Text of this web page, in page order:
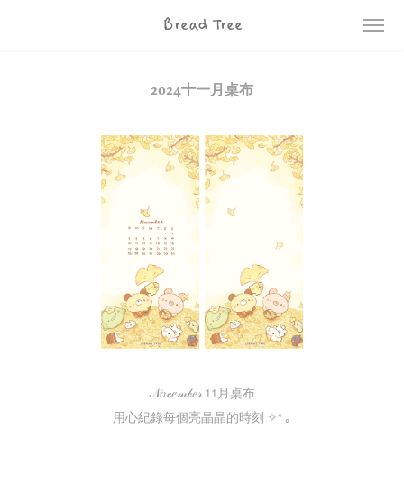
Bread Tree
2024十一月桌布
𝒩𝑜𝓋𝑒𝓂𝒷𝑒𝓇 𝟣𝟣月桌布
用心紀錄每個亮晶晶的時刻 ✧* ｡